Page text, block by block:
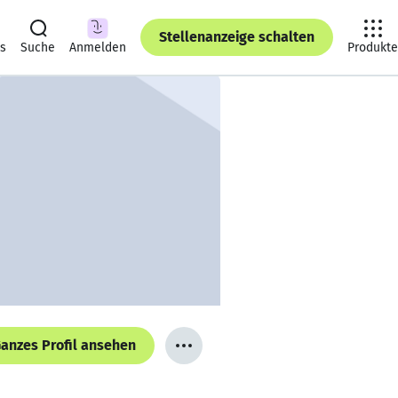
Suche Anmelden
Stellenanzeige schalten
Produkte
Profil ansehen